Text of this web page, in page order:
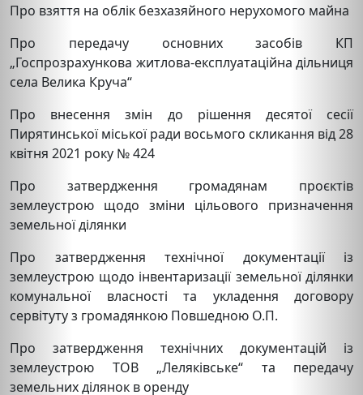
Про взяття на облік безхазяйного нерухомого майна
Про передачу основних засобів КП
„Госпрозрахункова житлова-експлуатаційна дільниця
села Велика Круча“
Про внесення змін до рішення десятої сесії
Пирятинської міської ради восьмого скликання від 28
квітня 2021 року № 424
Про затвердження громадянам проєктів
землеустрою щодо зміни цільового призначення
земельної ділянки
Про затвердження технічної документації із
землеустрою щодо інвентаризації земельної ділянки
комунальної власності та укладення договору
сервітуту з громадянкою Повшедною О.П.
Про затвердження технічних документацій із
землеустрою ТОВ „Леляківське“ та передачу
земельних ділянок в оренду